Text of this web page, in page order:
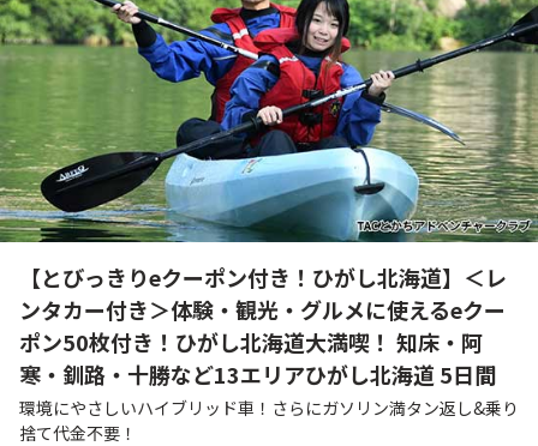
【とびっきりeクーポン付き！ひがし北海道】＜レ
ンタカー付き＞体験・観光・グルメに使えるeクー
ポン50枚付き！ひがし北海道大満喫！ 知床・阿
寒・釧路・十勝など13エリアひがし北海道 5日間
環境にやさしいハイブリッド車！さらにガソリン満タン返し&乗り
捨て代金不要！